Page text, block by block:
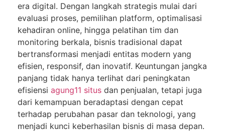
era digital. Dengan langkah strategis mulai dari
evaluasi proses, pemilihan platform, optimalisasi
kehadiran online, hingga pelatihan tim dan
monitoring berkala, bisnis tradisional dapat
bertransformasi menjadi entitas modern yang
efisien, responsif, dan inovatif. Keuntungan jangka
panjang tidak hanya terlihat dari peningkatan
efisiensi agung11 situs dan penjualan, tetapi juga
dari kemampuan beradaptasi dengan cepat
terhadap perubahan pasar dan teknologi, yang
menjadi kunci keberhasilan bisnis di masa depan.